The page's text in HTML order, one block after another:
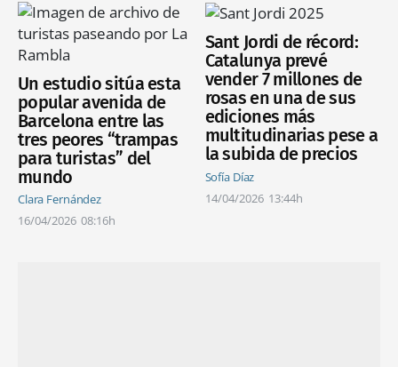
Un estudio sitúa esta
popular avenida de
Barcelona entre las
tres peores “trampas
para turistas” del
mundo
Clara Fernández
16/04/2026 08:16h
Sant Jordi de récord:
Catalunya prevé
vender 7 millones de
rosas en una de sus
ediciones más
multitudinarias pese a
la subida de precios
Sofía Díaz
14/04/2026 13:44h